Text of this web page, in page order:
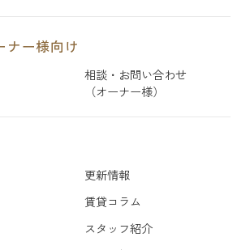
ナー様向け
相談・お問い合わせ
（オーナー様）
更新情報
賃貸コラム
スタッフ紹介